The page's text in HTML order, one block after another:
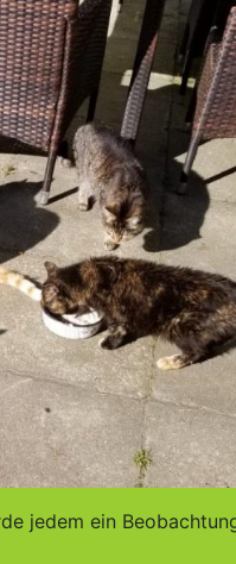
jedem ein